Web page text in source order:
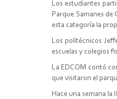
Los estudiantes
Parque Samanes de
esta categoría la
Los politécnicos
escuelas y colegios
La EDCOM contó
que visitaron el
Hace una semana la